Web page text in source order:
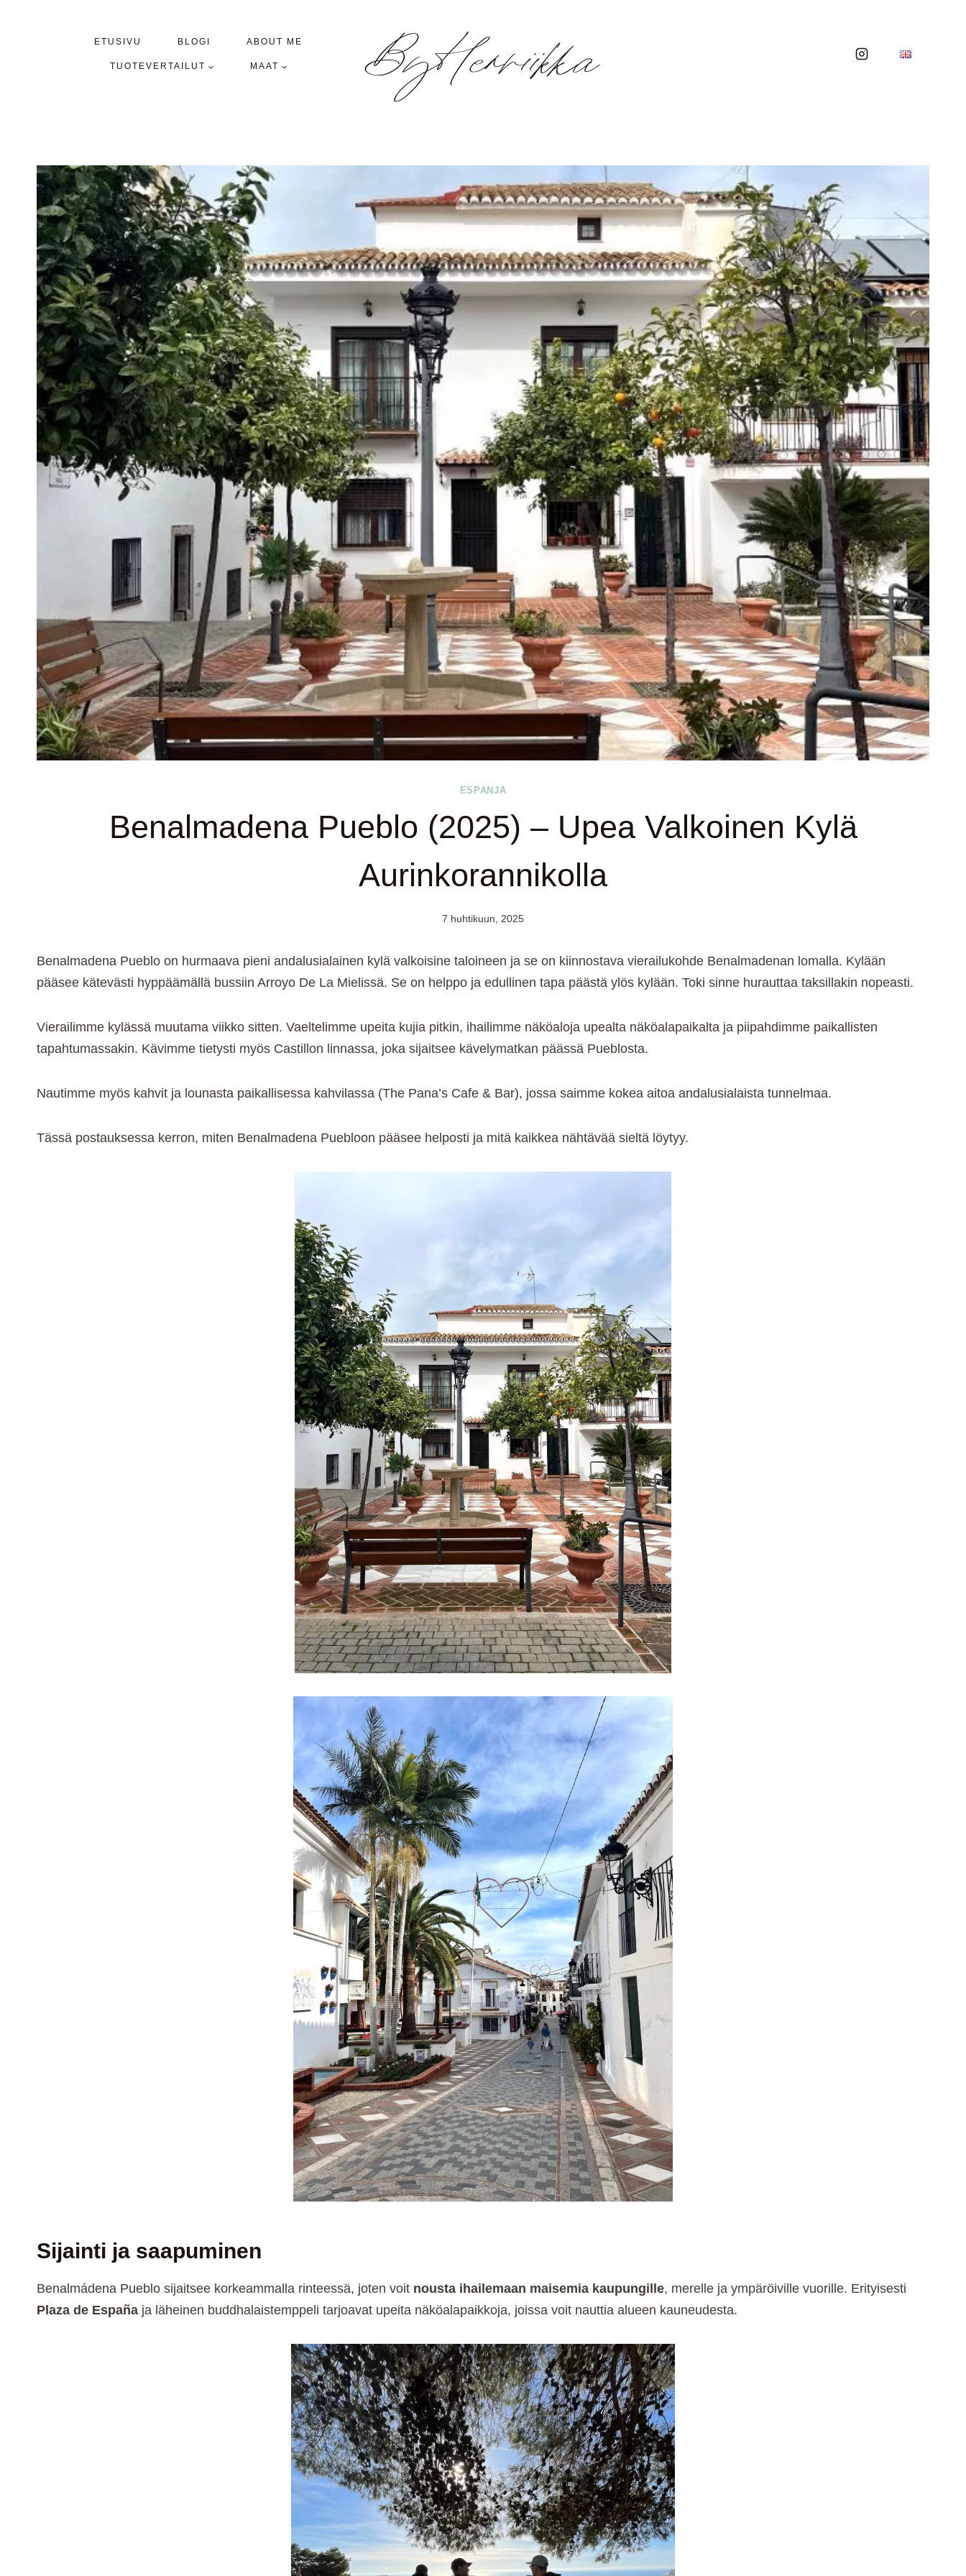
ETUSIVU BLOGI ABOUT ME
TUOTEVERTAILUT MAAT ByHenriikka
ESPANJA
Benalmadena Pueblo (2025) – Upea Valkoinen Kylä
Aurinkorannikolla
7 huhtikuun, 2025
Benalmadena Pueblo on hurmaava pieni andalusialainen kylä valkoisine taloineen ja se on kiinnostava vierailukohde Benalmadenan lomalla. Kylään
pääsee kätevästi hyppäämällä bussiin Arroyo De La Mielissä. Se on helppo ja edullinen tapa päästä ylös kylään. Toki sinne hurauttaa taksillakin nopeasti.
Vierailimme kylässä muutama viikko sitten. Vaeltelimme upeita kujia pitkin, ihailimme näköaloja upealta näköalapaikalta ja piipahdimme paikallisten
tapahtumassakin. Kävimme tietysti myös Castillon linnassa, joka sijaitsee kävelymatkan päässä Pueblosta.
Nautimme myös kahvit ja lounasta paikallisessa kahvilassa (The Pana’s Cafe & Bar), jossa saimme kokea aitoa andalusialaista tunnelmaa.
Tässä postauksessa kerron, miten Benalmadena Puebloon pääsee helposti ja mitä kaikkea nähtävää sieltä löytyy.
Sijainti ja saapuminen
Benalmádena Pueblo sijaitsee korkeammalla rinteessä, joten voit nousta ihailemaan maisemia kaupungille, merelle ja ympäröiville vuorille. Erityisesti
Plaza de España ja läheinen buddhalaistemppeli tarjoavat upeita näköalapaikkoja, joissa voit nauttia alueen kauneudesta.